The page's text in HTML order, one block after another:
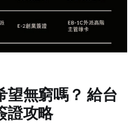
望無窮嗎？ 給台
證攻略